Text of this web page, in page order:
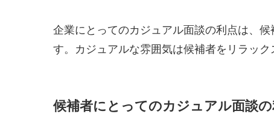
企業にとってのカジュアル面談の利点は、
す。カジュアルな雰囲気は候補者をリラッ
候補者にとってのカジュアル面談